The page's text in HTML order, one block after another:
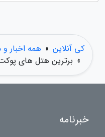
کی آنلاین » همه اخبار و
» برترین هتل های
خبرنامه